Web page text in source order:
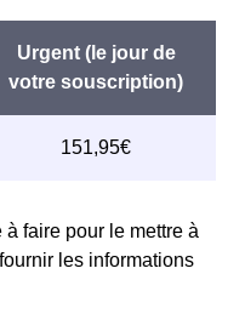
faire pour le mettre à
les informations